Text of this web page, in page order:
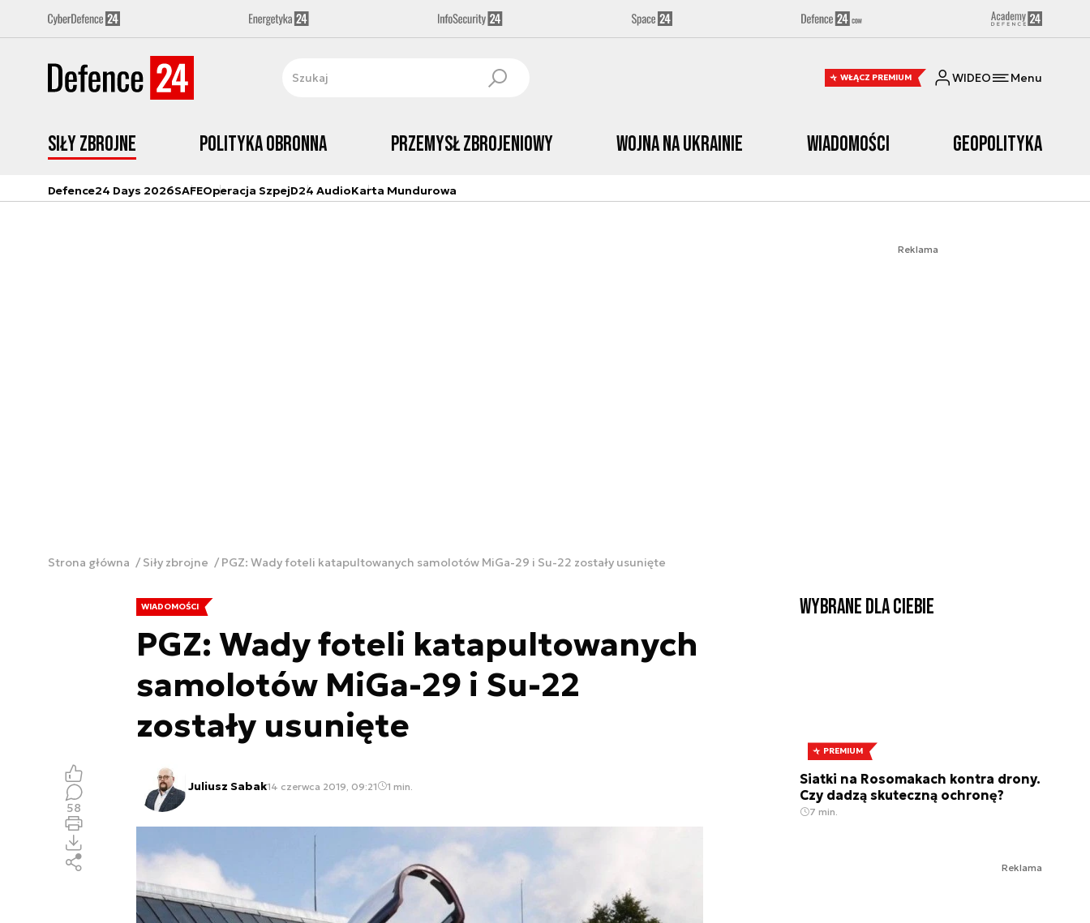
WŁĄCZ PREMIUM WIDEO Menu
Siły zbrojne Polityka obronna Przemysł Zbrojeniowy Wojna na Ukrainie Wiadomości Geopolityka
Defence24 Days 2026SAFEOperacja SzpejD24 AudioKarta Mundurowa
Reklama
Strona główna Siły zbrojne PGZ: Wady foteli katapultowanych samolotów MiGa-29 i Su-22 zostały usunięte
WIADOMOŚCI
PGZ: Wady foteli katapultowanych
samolotów MiGa-29 i Su-22
zostały usunięte
Juliusz Sabak14 czerwca 2019, 09:21 1 min.
58
Wybrane dla Ciebie
PREMIUM
Siatki na Rosomakach kontra drony.
Czy dadzą skuteczną ochronę?
7 min.
Reklama